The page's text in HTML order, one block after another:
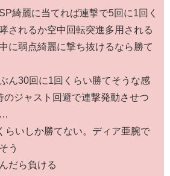
綺麗に当てれば連撃で5回に1回く
されるか空中回転突進多用される
に弱点綺麗に撃ち抜けるなら勝て
ん30回に1回くらい勝てそうな感
のジャスト回避で連撃発動させつ
らいしか勝てない。ディア亜腕で
う
だら負ける